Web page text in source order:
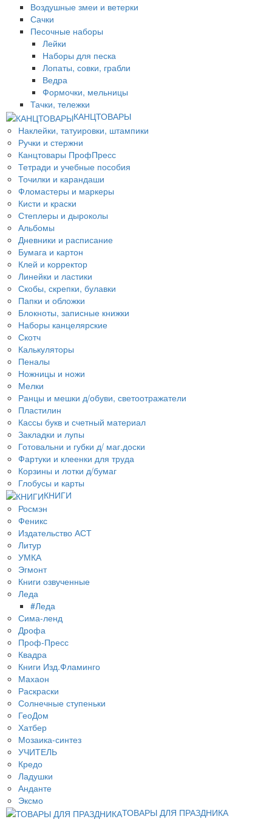
Воздушные змеи и ветерки
Сачки
Песочные наборы
Лейки
Наборы для песка
Лопаты, совки, грабли
Ведра
Формочки, мельницы
Тачки, тележки
КАНЦТОВАРЫ
Наклейки, татуировки, штампики
Ручки и стержни
Канцтовары ПрофПресс
Тетради и учебные пособия
Точилки и карандаши
Фломастеры и маркеры
Кисти и краски
Степлеры и дыроколы
Альбомы
Дневники и расписание
Бумага и картон
Клей и корректор
Линейки и ластики
Скобы, скрепки, булавки
Папки и обложки
Блокноты, записные книжки
Наборы канцелярские
Скотч
Калькуляторы
Пеналы
Ножницы и ножи
Мелки
Ранцы и мешки д/обуви, светоотражатели
Пластилин
Кассы букв и счетный материал
Закладки и лупы
Готовальни и губки д/ маг.доски
Фартуки и клеенки для труда
Корзины и лотки д/бумаг
Глобусы и карты
КНИГИ
Росмэн
Феникс
Издательство АСТ
Литур
УМКА
Эгмонт
Книги озвученные
Леда
#Леда
Сима-ленд
Дрофа
Проф-Пресс
Квадра
Книги Изд.Фламинго
Махаон
Раскраски
Солнечные ступеньки
ГеоДом
Хатбер
Мозаика-синтез
УЧИТЕЛЬ
Кредо
Ладушки
Анданте
Эксмо
ТОВАРЫ ДЛЯ ПРАЗДНИКА